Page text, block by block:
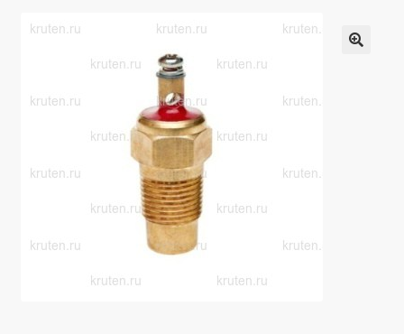
Политика в отношении обработки персональных
Производители
Юридические данные